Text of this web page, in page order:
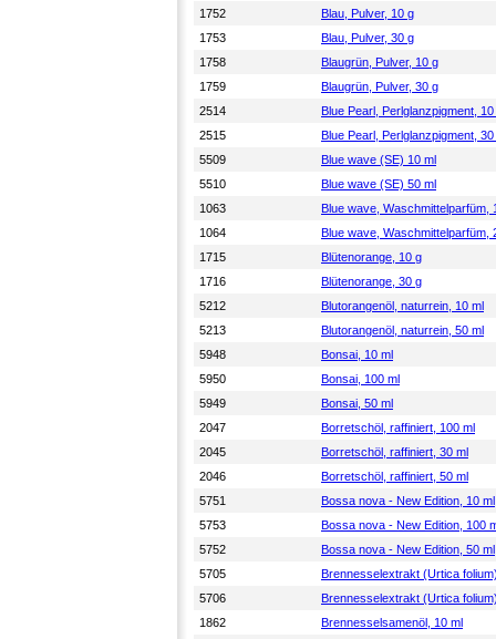
1752
Blau, Pulver, 10 g
1753
Blau, Pulver, 30 g
1758
Blaugrün, Pulver, 10 g
1759
Blaugrün, Pulver, 30 g
2514
Blue Pearl, Perlglanzpigment, 10
2515
Blue Pearl, Perlglanzpigment, 30
5509
Blue wave (SE) 10 ml
5510
Blue wave (SE) 50 ml
1063
Blue wave, Waschmittelparfüm,
1064
Blue wave, Waschmittelparfüm,
1715
Blütenorange, 10 g
1716
Blütenorange, 30 g
5212
Blutorangenöl, naturrein, 10 ml
5213
Blutorangenöl, naturrein, 50 ml
5948
Bonsai, 10 ml
5950
Bonsai, 100 ml
5949
Bonsai, 50 ml
2047
Borretschöl, raffiniert, 100 ml
2045
Borretschöl, raffiniert, 30 ml
2046
Borretschöl, raffiniert, 50 ml
5751
Bossa nova - New Edition, 10 ml
5753
Bossa nova - New Edition, 100
5752
Bossa nova - New Edition, 50 ml
5705
Brennesselextrakt (Urtica
5706
Brennesselextrakt (Urtica
1862
Brennesselsamenöl, 10 ml